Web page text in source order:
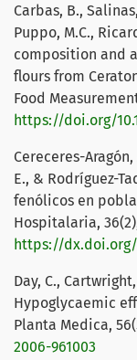
Carbas, B.,
Puppo, M.C.,
composition and
flours from
Food
https://doi.org/
Cereceres-
E., & Rodríguez-
fenólicos en
Hospitalaria,
https://dx.doi.org/
Day, C.,
Hypoglycaemic
Planta Medica,
2006-961003